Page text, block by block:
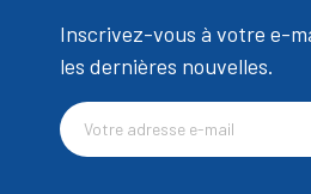
Inscrivez-vous à votre e-
les dernières nouvelles.